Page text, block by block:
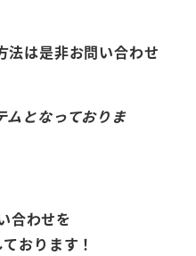
法は是非お問い合わせ
ムとなっておりま
合わせを
おります！